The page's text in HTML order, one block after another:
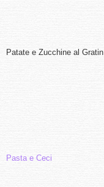
Patate e Zucchine al Gratin
Pasta e Ceci